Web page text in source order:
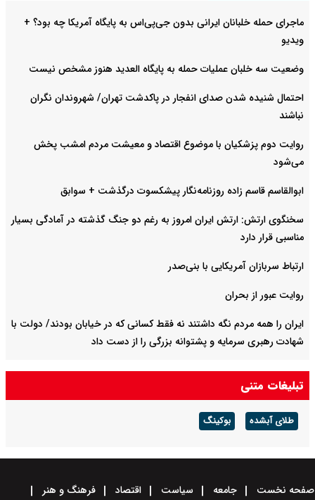
ماجرای حمله خلبانان ایرانی بدون جی‌پی‌اس به پایگاه آمریکا چه بود؟ +
ویدیو
وضعیت سه خلبان عملیات حمله به پایگاه العدید هنوز مشخص نیست
احتمال شنیده شدن صدای انفجار در پاکدشت تهران/ شهروندان نگران
نباشند
روایت دوم پزشکیان با موضوع اقتصاد و معیشت مردم امشب پخش
می‌شود
ابوالقاسم قاسم زاده روزنامه‌نگار پیشکسوت درگذشت + سوابق
سخنگوی ارتش: ارتش ایران امروز به رغم دو جنگ گذشته در آمادگی بسیار
مناسبی قرار دارد
ارتباط سربازان آمریکایی با بنی‌صدر
روایت عبور از بحران
ایران را همه مردم نگه داشتند نه فقط کسانی که در خیابان بودند/ دولت با
شهادت رهبری سرمایه و پشتوانه بزرگی را از دست داد
زمان پخش گفتگوی پزشکیان مشخص شد
تبلیغات متنی
طلای آبشده بوکینگ
صفحه نخست جامعه سیاست اقتصاد فرهنگ و هنر